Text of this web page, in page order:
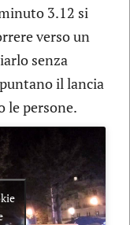
3.12 si
verso un
senza
il lancia
le persone.